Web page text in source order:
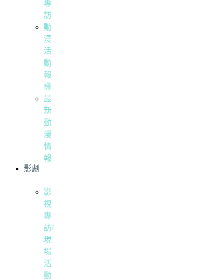
專
訪
動
漫
活
動
報
導
最
新
動
漫
情
報
影劇
影
視
專
訪/
現
場
活
動